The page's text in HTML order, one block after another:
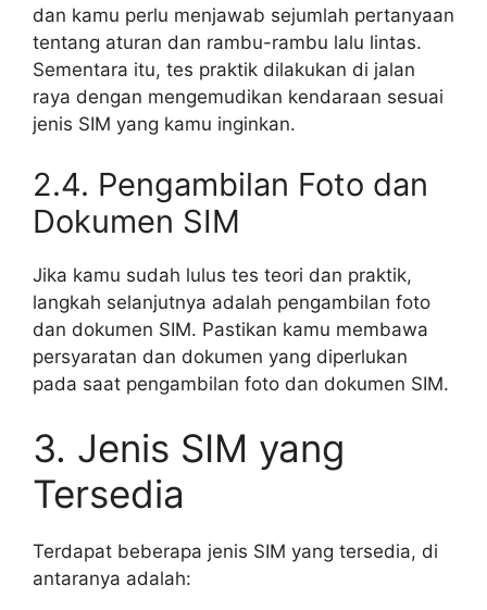
dan kamu perlu menjawab sejumlah pertanyaan
tentang aturan dan rambu-rambu lalu lintas.
Sementara itu, tes praktik dilakukan di jalan
raya dengan mengemudikan kendaraan sesuai
jenis SIM yang kamu inginkan.
2.4. Pengambilan Foto dan
Dokumen SIM
Jika kamu sudah lulus tes teori dan praktik,
langkah selanjutnya adalah pengambilan foto
dan dokumen SIM. Pastikan kamu membawa
persyaratan dan dokumen yang diperlukan
pada saat pengambilan foto dan dokumen SIM.
3. Jenis SIM yang
Tersedia
Terdapat beberapa jenis SIM yang tersedia, di
antaranya adalah: